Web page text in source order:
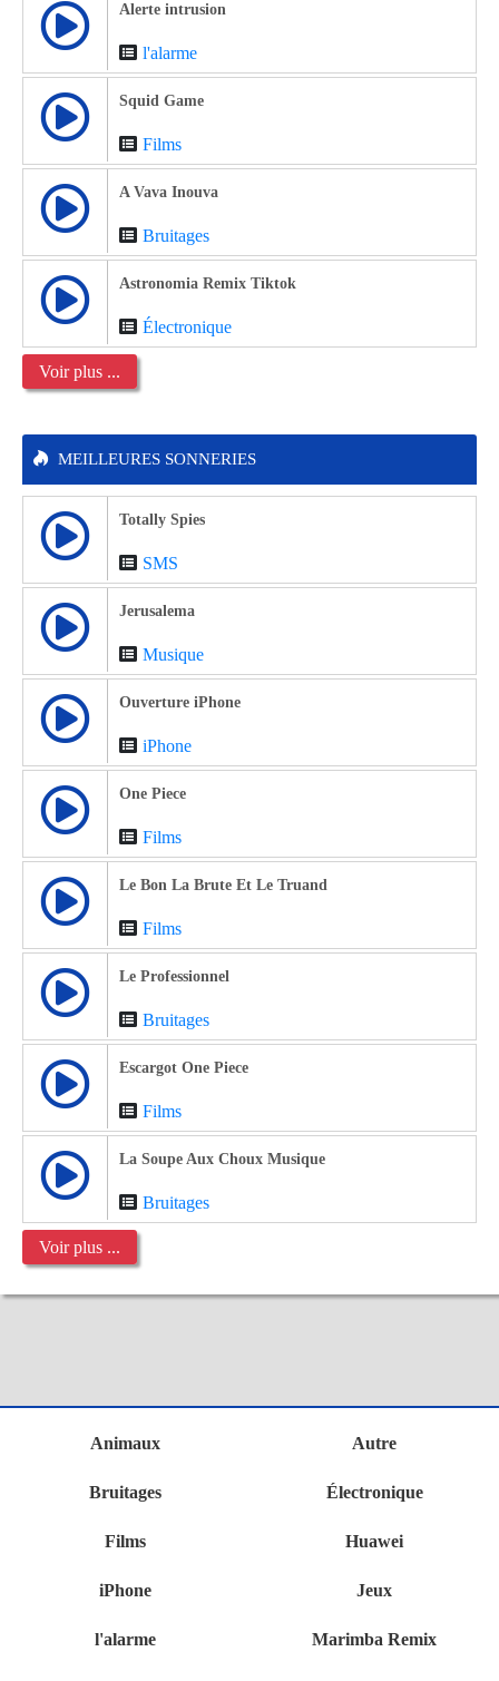
Alerte intrusion
l'alarme
Squid Game
Films
A Vava Inouva
Bruitages
Astronomia Remix Tiktok
Électronique
Voir plus ...
MEILLEURES SONNERIES
Totally Spies
SMS
Jerusalema
Musique
Ouverture iPhone
iPhone
One Piece
Films
Le Bon La Brute Et Le Truand
Films
Le Professionnel
Bruitages
Escargot One Piece
Films
La Soupe Aux Choux Musique
Bruitages
Voir plus ...
Animaux Autre
Bruitages Électronique
Films Huawei
iPhone Jeux
l'alarme Marimba Remix